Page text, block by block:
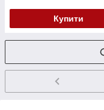
Купити